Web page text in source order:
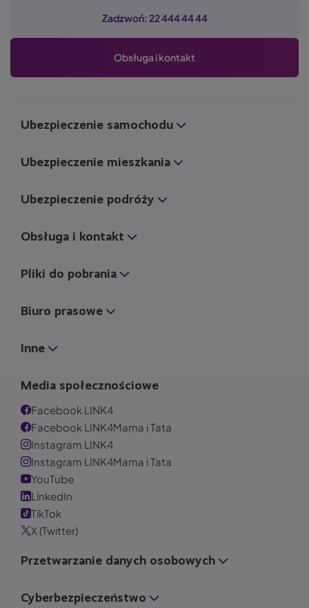
Zadzwoń: 22 444 44 44
Obsługa i kontakt
Ubezpieczenie samochodu
Ubezpieczenie mieszkania
Ubezpieczenie podróży
Obsługa i kontakt
Pliki do pobrania
Biuro prasowe
Inne
Media społecznościowe
Facebook LINK4
Facebook LINK4Mama i Tata
Instagram LINK4
Instagram LINK4Mama i Tata
YouTube
LinkedIn
TikTok
X (Twitter)
Przetwarzanie danych osobowych
Cyberbezpieczeństwo